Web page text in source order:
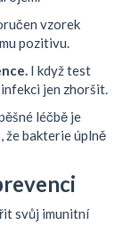
vzorek
pozitivu.
I když test
jen zhoršit.
léčbě je
bakterie úplně
svůj imunitní